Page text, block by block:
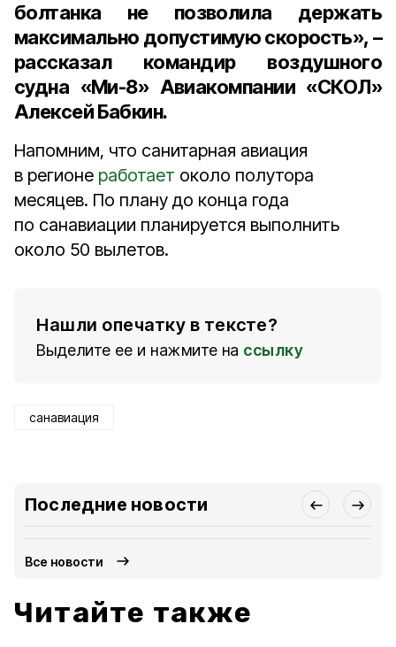
болтанка не позволила держать
максимально допустимую скорость», –
рассказал командир воздушного
судна «Ми-8» Авиакомпании «СКОЛ»
Алексей Бабкин.
Напомним, что санитарная авиация
в регионе работает около полутора
месяцев. По плану до конца года
по санавиации планируется выполнить
около 50 вылетов.
Нашли опечатку в тексте?
Выделите ее и нажмите на ссылку
санавиация
Последние новости
Все новости
Читайте также